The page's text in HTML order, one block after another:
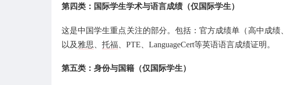
第四类：国际学生学术与语言成绩（仅国际学生）
这是中国学生重点关注的部分。包括：官方成绩单（高中成绩、
以及 雅思 托福 、PTE、LanguageCert等英语语言成绩证明。
第五类：身份与国籍（仅国际学生）